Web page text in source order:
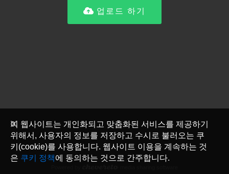
업로드 하기
이 웹사이트는 개인화되고 맞춤화된 서비스를 제공하기
위해서, 사용자의 정보를 저장하고 수시로 불러오는 쿠
키(cookie)를 사용합니다. 웹사이트 이용을 계속하는 것
은 쿠키 정책에 동의하는 것으로 간주합니다.